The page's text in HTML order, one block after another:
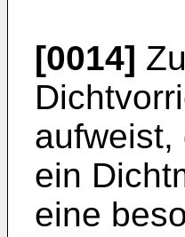
[0014]
aufweist,
ein
eine